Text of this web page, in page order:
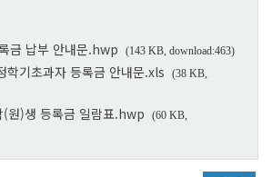
금 납부 안내문.hwp
(143 KB, download:463)
학기초과자 등록금 안내문.xls
(38 KB,
원)생 등록금 일람표.hwp
(60 KB,